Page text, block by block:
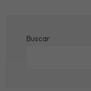
Buscar